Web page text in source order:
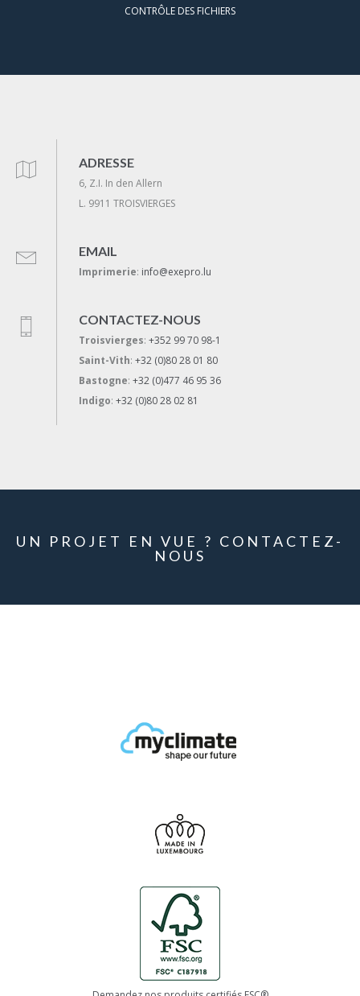
CONTRÔLE DES FICHIERS
ADRESSE
6, Z.I. In den Allern
L. 9911 TROISVIERGES
EMAIL
Imprimerie: info@exepro.lu
CONTACTEZ-NOUS
Troisvierges: +352 99 70 98-1
Saint-Vith: +32 (0)80 28 01 80
Bastogne: +32 (0)477 46 95 36
Indigo: +32 (0)80 28 02 81
UN PROJET EN VUE ? CONTACTEZ-
NOUS